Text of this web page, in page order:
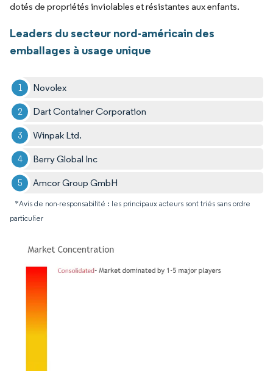
dotés de propriétés inviolables et résistantes aux enfants.
Leaders du secteur nord-américain des
emballages à usage unique
Novolex
Dart Container Corporation
Winpak Ltd.
Berry Global Inc
Amcor Group GmbH
*Avis de non-responsabilité : les principaux acteurs sont triés sans ordre
particulier